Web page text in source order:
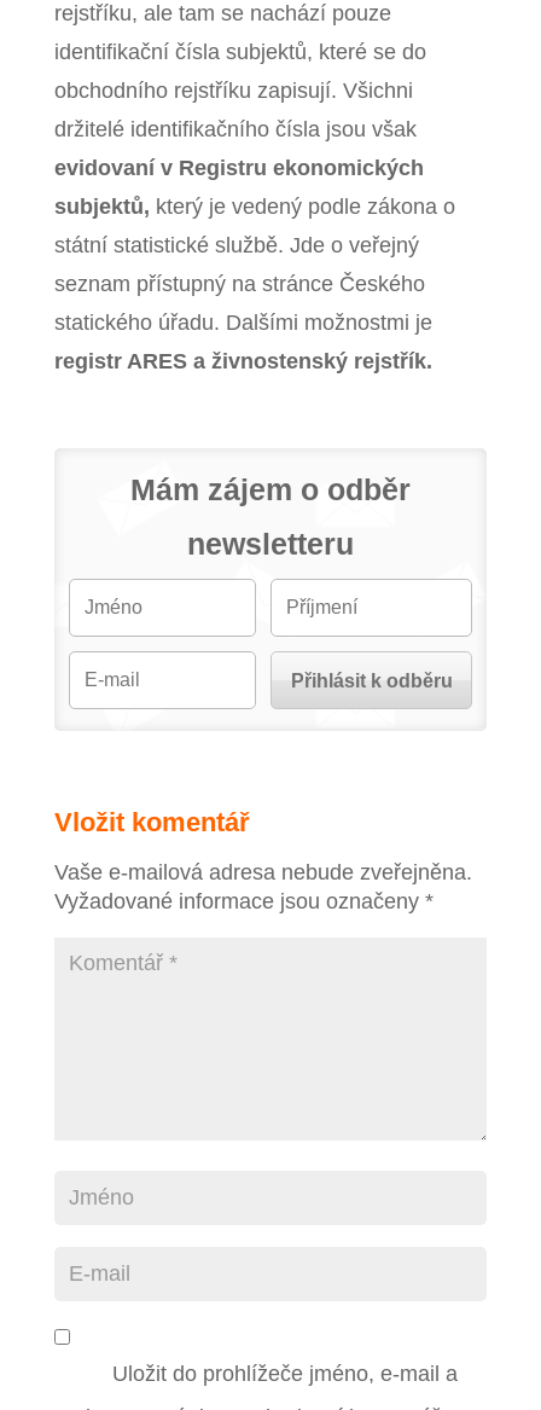
rejstříku, ale tam se nachází pouze
identifikační čísla subjektů, které se do
obchodního rejstříku zapisují. Všichni
držitelé identifikačního čísla jsou však
evidovaní v Registru ekonomických
subjektů, který je vedený podle zákona o
státní statistické službě. Jde o veřejný
seznam přístupný na stránce Českého
statického úřadu. Dalšími možnostmi je
registr ARES a živnostenský rejstřík.
Mám zájem o odběr
newsletteru
Vložit komentář
Vaše e-mailová adresa nebude zveřejněna.
Vyžadované informace jsou označeny *
Uložit do prohlížeče jméno, e-mail a